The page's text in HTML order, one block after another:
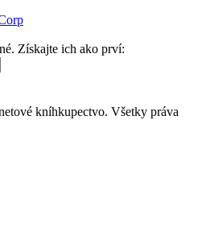
Získajte ich ako prví:
kníhkupectvo. Všetky práva